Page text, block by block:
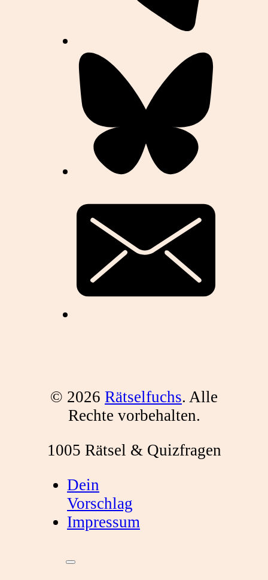
© 2026 Rätselfuchs. Alle
Rechte vorbehalten.
1005 Rätsel & Quizfragen
Dein
Vorschlag
Impressum